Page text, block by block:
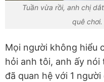
Tuần vừa rồi, anh chị
quê chơi.
Mọi người không hiểu
hỏi anh tôi, anh ấy nói
đã quan hệ với 1